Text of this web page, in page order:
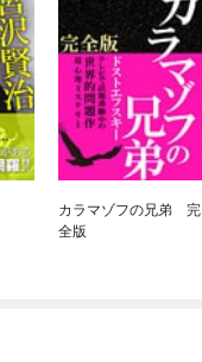
カラマゾフの兄弟 完
全版